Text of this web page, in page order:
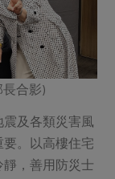
合影)
及各類災害風
。以高樓住宅
，善用防災士